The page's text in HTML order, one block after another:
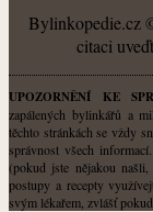
Bylinkopedie.cz
citaci
UPOZORNĚNÍ KE
zapálených bylinkářů a
těchto stránkách se vždy
správnost všech
(pokud jste nějakou
postupy a recepty
svým lékařem, zvlášť